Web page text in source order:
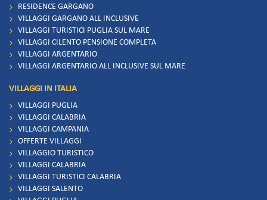
RESIDENCE GARGANO
VILLAGGI GARGANO ALL INCLUSIVE
VILLAGGI TURISTICI PUGLIA SUL MARE
VILLAGGI CILENTO PENSIONE COMPLETA
VILLAGGI ARGENTARIO
VILLAGGI ARGENTARIO ALL INCLUSIVE SUL MARE
VILLAGGI IN ITALIA
VILLAGGI PUGLIA
VILLAGGI CALABRIA
VILLAGGI CAMPANIA
OFFERTE VILLAGGI
VILLAGGIO TURISTICO
VILLAGGI CALABRIA
VILLAGGI TURISTICI CALABRIA
VILLAGGI SALENTO